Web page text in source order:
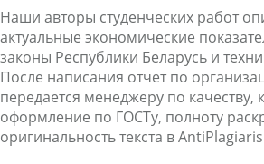
Наши авторы студенческих работ
актуальные экономические
законы Республики Беларусь и
После написания отчет по
передается менеджеру по качеству,
оформление по ГОСТу, полноту
оригинальность текста в